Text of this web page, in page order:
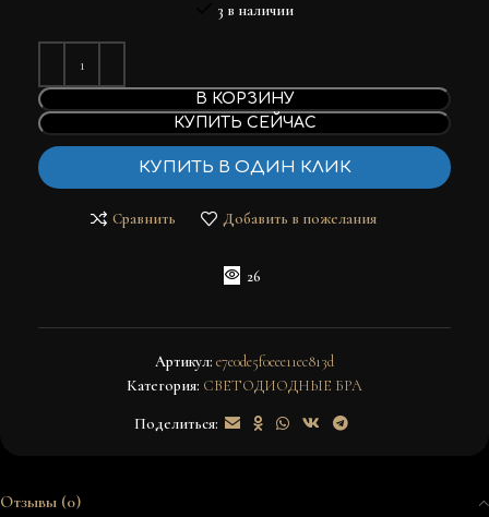
3 в наличии
В КОРЗИНУ
КУПИТЬ СЕЙЧАС
КУПИТЬ В ОДИН КЛИК
Сравнить Добавить в пожелания
26
Артикул: e7e0de5f0eee11ec813d
Категория: СВЕТОДИОДНЫЕ БРА
Поделиться:
Отзывы (0)